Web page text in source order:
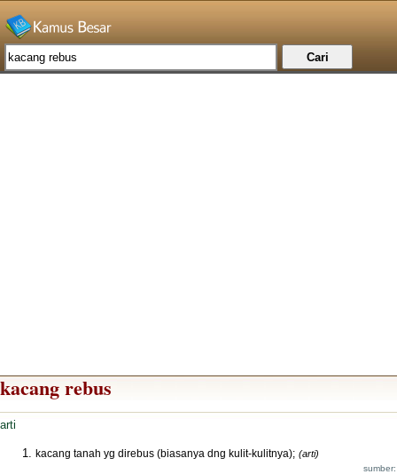
kacang rebus
arti
kacang tanah yg direbus (biasanya dng kulit-kulitnya); (arti)